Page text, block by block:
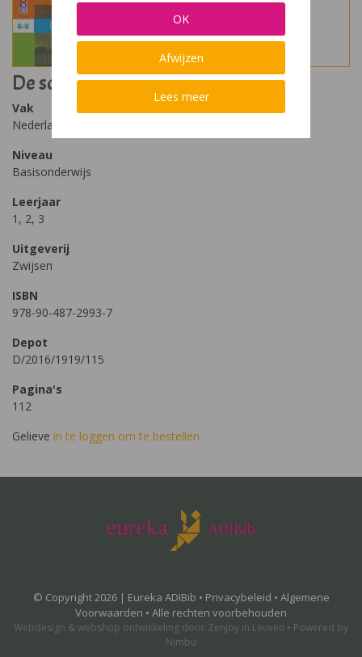
De schat van Wortelgat
Vak
Nederlands
Niveau
Basisonderwijs
Leerjaar
1, 2, 3
Uitgeverij
Zwijsen
ISBN
978-90-487-2993-7
Depot
D/2016/1919/115
Pagina's
112
Gelieve in te loggen om te bestellen.
© Copyright 2026 | Eureka ADIBib • Privacybeleid • Algemene
Voorwaarden • Alle rechten voorbehouden
Webdesign & webshop ontwikkeling door Zenjoy in Leuven • Powered by
Nimbu
OK
Afwijzen
Lees meer